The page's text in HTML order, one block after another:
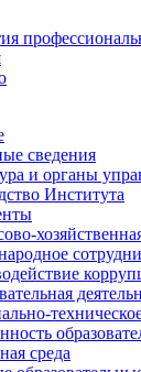
сведения
и органы
Института
среда